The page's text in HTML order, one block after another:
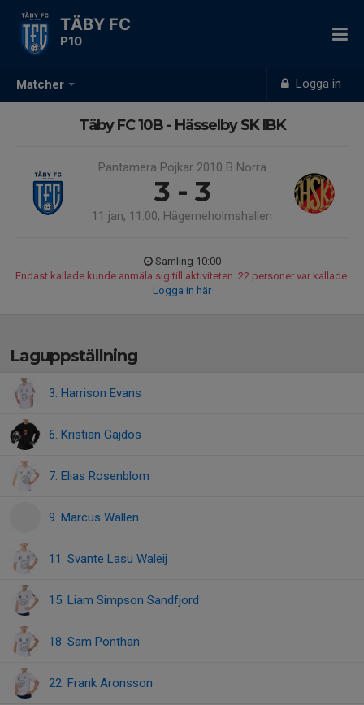
Matcher Logga in
TÄBY FC
P10
Täby FC 10B - Hässelby SK IBK
Pantamera Pojkar 2010 B Norra
3 - 3
11 jan, 11:00, Hägerneholmshallen
Samling 10:00
Endast kallade kunde anmäla sig till aktiviteten. 22 personer var kallade.
Logga in här
Laguppställning
3. Harrison Evans
6. Kristian Gajdos
7. Elias Rosenblom
9. Marcus Wallen
11. Svante Lasu Waleij
15. Liam Simpson Sandfjord
18. Sam Ponthan
22. Frank Aronsson